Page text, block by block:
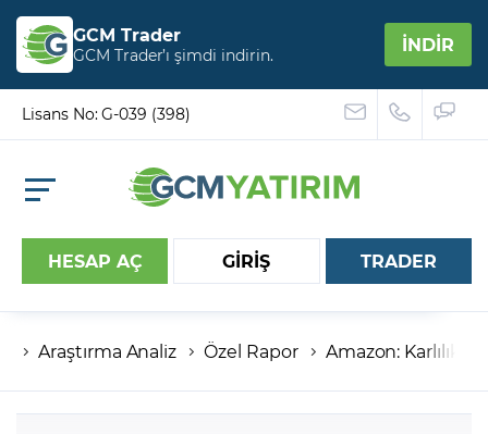
GCM Trader
GCM Trader’ı şimdi indirin. İNDİR
Lisans No: G-039 (398)
HESAP AÇ GİRİŞ
Hesap numaranız
Şifreniz
TRADER
Araştırma Analiz Özel Rapor Amazon: Karlılık